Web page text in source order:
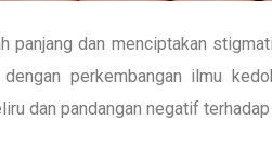
panjang dan menciptakan
perkembangan ilmu
dan pandangan negatif terhadap